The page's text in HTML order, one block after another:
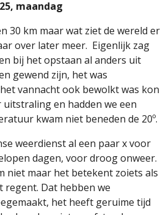
maandag
30 km maar wat ziet de wereld er
over later meer. Eigenlijk zag
bij het opstaan al anders uit
gewend zijn, het was
vannacht ook bewolkt was kon
en hadden we een
kwam niet beneden de 20º.
weerdienst al een paar x voor
dagen, voor droog onweer.
niet maar het betekent zoiets als
regent. Dat hebben we
het heeft geruime tijd